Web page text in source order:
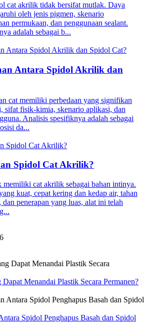
cat akrilik tidak bersifat mutlak. Daya
oleh jenis pigmen, skenario
permukaan, dan penggunaan sealant.
adalah sebagai b...
Antara Spidol Akrilik dan
cat memiliki perbedaan yang signifikan
sifat fisik-kimia, skenario aplikasi, dan
Analisis spesifiknya adalah sebagai
da...
Spidol Cat Akrilik?
memiliki cat akrilik sebagai bahan intinya.
kuat, cepat kering dan kedap air, tahan
penerapan yang luas, alat ini telah
Menandai Plastik Secara Permanen?
Spidol Penghapus Basah dan Spidol